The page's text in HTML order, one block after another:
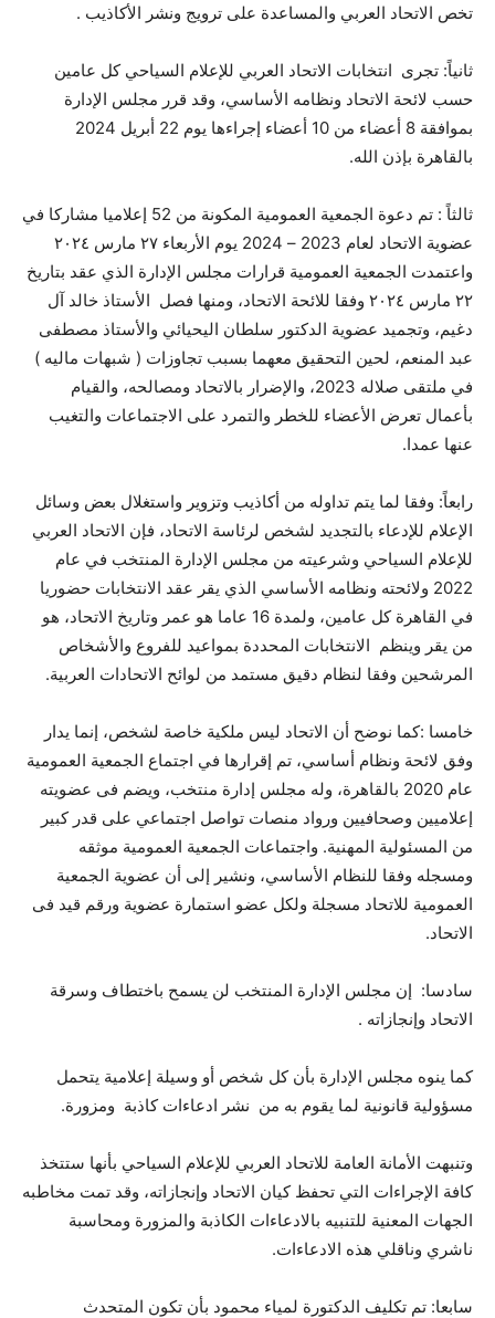
تخص الاتحاد العربي والمساعدة على ترويج ونشر الأكاذيب .
ثانياً: تجرى انتخابات الاتحاد العربي للإعلام السياحي كل عامين
حسب لائحة الاتحاد ونظامه الأساسي، وقد قرر مجلس الإدارة
بموافقة 8 أعضاء من 10 أعضاء إجراءها يوم 22 أبريل 2024
بالقاهرة بإذن الله.
ثالثاً : تم دعوة الجمعية العمومية المكونة من 52 إعلاميا مشاركا في
عضوية الاتحاد لعام 2023 – 2024 يوم الأربعاء ٢٧ مارس ٢٠٢٤
واعتمدت الجمعية العمومية قرارات مجلس الإدارة الذي عقد بتاريخ
٢٢ مارس ٢٠٢٤ وفقا للائحة الاتحاد، ومنها فصل الأستاذ خالد آل
دغيم، وتجميد عضوية الدكتور سلطان اليحيائي والأستاذ مصطفى
عبد المنعم، لحين التحقيق معهما بسبب تجاوزات ( شبهات ماليه )
في ملتقى صلاله 2023، والإضرار بالاتحاد ومصالحه، والقيام
بأعمال تعرض الأعضاء للخطر والتمرد على الاجتماعات والتغيب
عنها عمدا.
رابعاً: وفقا لما يتم تداوله من أكاذيب وتزوير واستغلال بعض وسائل
الإعلام للإدعاء بالتجديد لشخص لرئاسة الاتحاد، فإن الاتحاد العربي
للإعلام السياحي وشرعيته من مجلس الإدارة المنتخب في عام
2022 ولائحته ونظامه الأساسي الذي يقر عقد الانتخابات حضوريا
في القاهرة كل عامين، ولمدة 16 عاما هو عمر وتاريخ الاتحاد، هو
من يقر وينظم الانتخابات المحددة بمواعيد للفروع والأشخاص
المرشحين وفقا لنظام دقيق مستمد من لوائح الاتحادات العربية.
خامسا :كما نوضح أن الاتحاد ليس ملكية خاصة لشخص، إنما يدار
وفق لائحة ونظام أساسي، تم إقرارها في اجتماع الجمعية العمومية
عام 2020 بالقاهرة، وله مجلس إدارة منتخب، ويضم فى عضويته
إعلاميين وصحافيين ورواد منصات تواصل اجتماعي على قدر كبير
من المسئولية المهنية. واجتماعات الجمعية العمومية موثقه
ومسجله وفقا للنظام الأساسي، ونشير إلى أن عضوية الجمعية
العمومية للاتحاد مسجلة ولكل عضو استمارة عضوية ورقم قيد فى
الاتحاد.
سادسا: إن مجلس الإدارة المنتخب لن يسمح باختطاف وسرقة
الاتحاد وإنجازاته .
كما ينوه مجلس الإدارة بأن كل شخص أو وسيلة إعلامية يتحمل
مسؤولية قانونية لما يقوم به من نشر ادعاءات كاذبة ومزورة.
وتنبهت الأمانة العامة للاتحاد العربي للإعلام السياحي بأنها ستتخذ
كافة الإجراءات التي تحفظ كيان الاتحاد وإنجازاته، وقد تمت مخاطبه
الجهات المعنية للتنبيه بالادعاءات الكاذبة والمزورة ومحاسبة
ناشري وناقلي هذه الادعاءات.
سابعا: تم تكليف الدكتورة لمياء محمود بأن تكون المتحدث